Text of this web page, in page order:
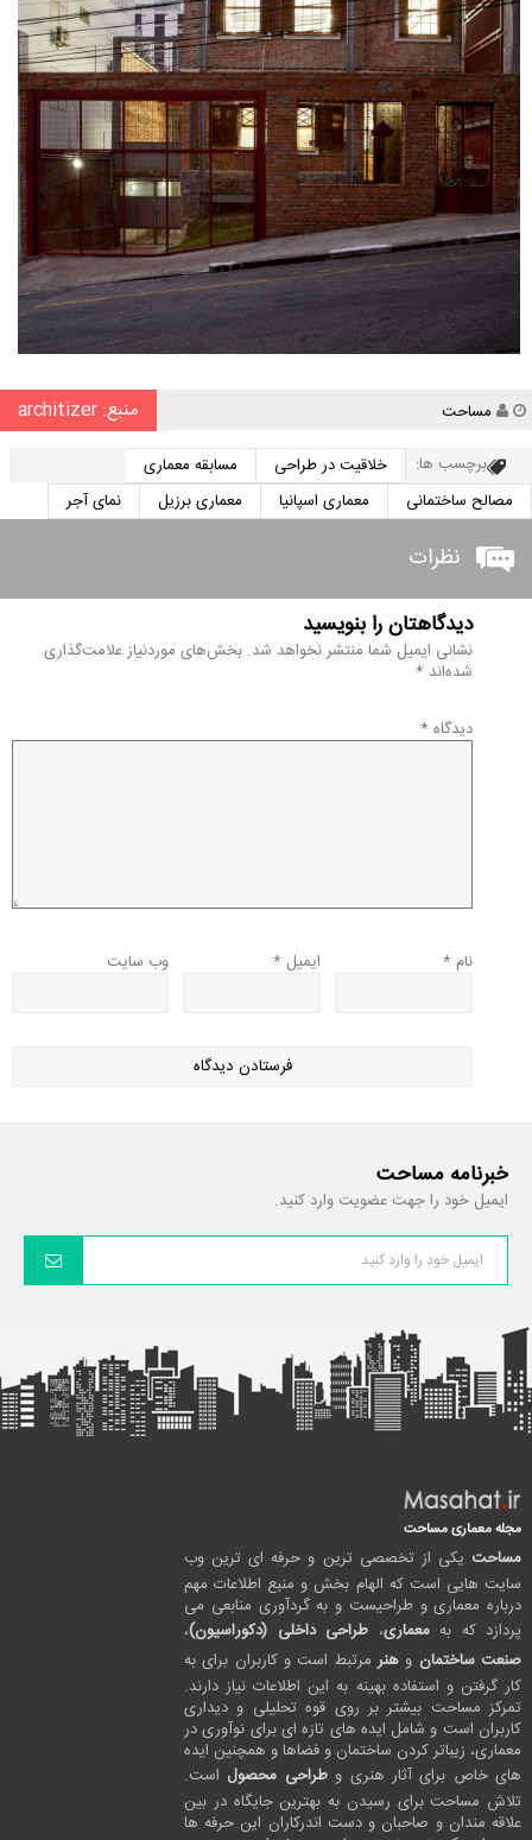
نویسنده
مساحت منبع: architizer
برچسب ها: خلاقیت در طراحی
مسابقه معماری
مصالح ساختمانی
معماری اسپانیا معماری برزیل نمای آجر
نظرات
دیدگاهتان را بنویسید
نشانی ایمیل شما منتشر نخواهد شد. بخش‌های موردنیاز علامت‌گذاری
شده‌اند *
دیدگاه *
نام * ایمیل * وب‌ سایت
خبرنامه مساحت
ایمیل خود را جهت عضویت وارد کنید.
مجله معماری مساحت
مساحت یکی از تخصصی ترین و حرفه ای ترین وب
سایت هایی است که الهام بخش و منبع اطلاعات مهم
درباره معماری و طراحیست و به گردآوری منابعی می
پردازد که بهمعماری، طراحی داخلی (دکوراسیون)،
صنعت ساختمان و هنرمرتبط است و کاربران برای به
کار گرفتن و استفاده بهینه به این اطلاعات نیاز دارند.
تمرکز مساحت بیشتر بر روی قوه تحلیلی و دیداری
کاربران است و شامل ایده های تازه ای برای نوآوری در
معماری، زیباتر کردن ساختمان و فضاها و همچنین ایده
های خاص برای آثار هنری وطراحی محصول است.
تلاش مساحت برای رسیدن به بهترین جایگاه در بین
علاقه مندان و صاحبان و دست اندرکاران این حرفه ها